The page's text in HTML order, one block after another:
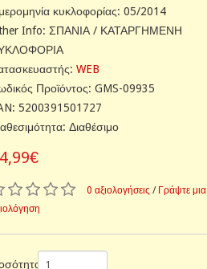
κυκλοφορίας: 05/2014
Info: ΣΠΑΝΙΑ / ΚΑΤΑΡΓΗΜΕΝΗ
WEB
Προϊόντος: GMS-09935
5200391501727
Διαθέσιμο
0 αξιολογήσεις / Γράψτε μια